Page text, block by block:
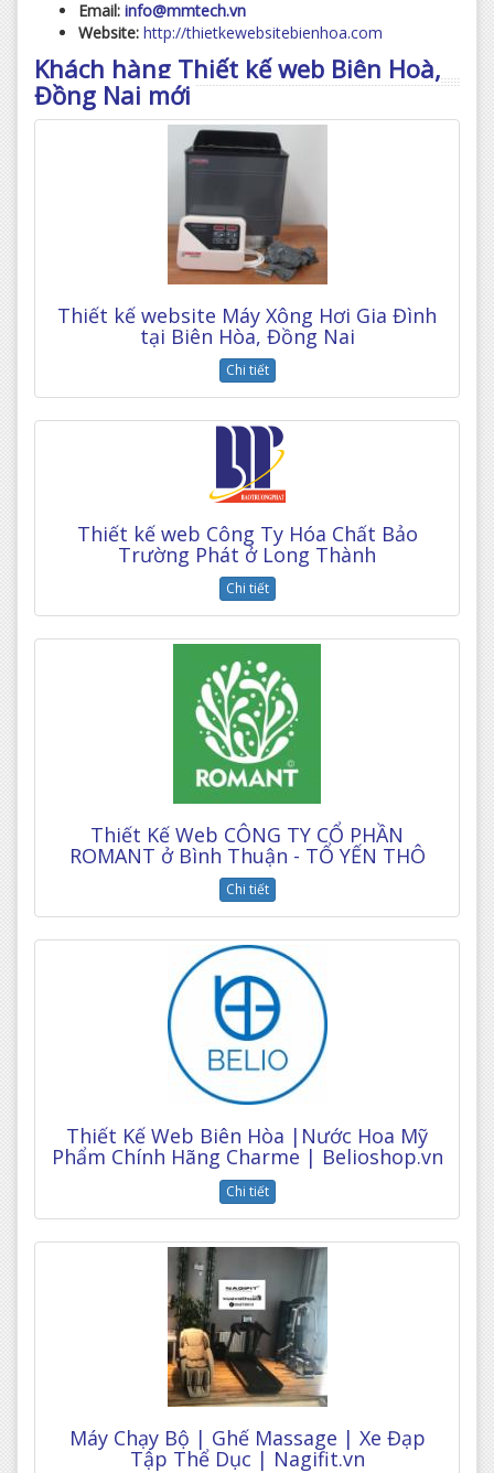
Email: info@mmtech.vn
Website: http://thietkewebsitebienhoa.com
Khách hàng Thiết kế web Biên Hoà,
Đồng Nai mới
Thiết kế website Máy Xông Hơi Gia Đình
tại Biên Hòa, Đồng Nai
Chi tiết
Thiết kế web Công Ty Hóa Chất Bảo
Trường Phát ở Long Thành
Chi tiết
Thiết Kế Web CÔNG TY CỔ PHẦN
ROMANT ở Bình Thuận - TỔ YẾN THÔ
Chi tiết
Thiết Kế Web Biên Hòa |Nước Hoa Mỹ
Phẩm Chính Hãng Charme | Belioshop.vn
Chi tiết
Máy Chạy Bộ | Ghế Massage | Xe Đạp
Tập Thể Dục | Nagifit.vn